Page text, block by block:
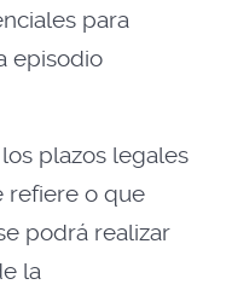
para
episodio
plazos legales
refiere o que
podrá realizar
la